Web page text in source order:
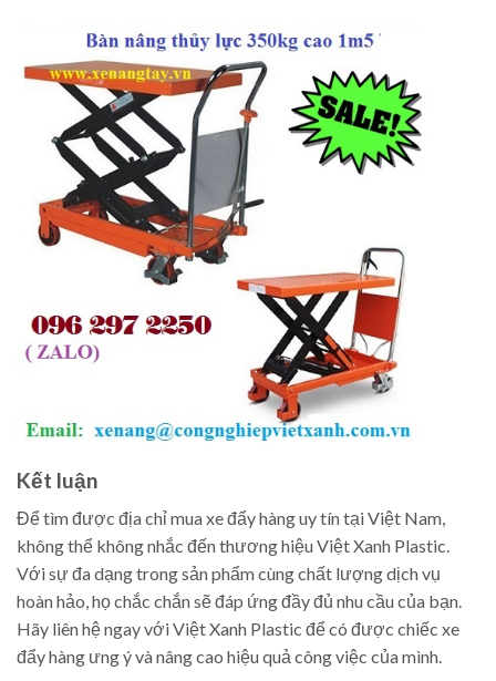
Kết luận
Để tìm được địa chỉ mua xe đẩy hàng uy tín tại Việt Nam,
không thể không nhắc đến thương hiệu Việt Xanh Plastic.
Với sự đa dạng trong sản phẩm cùng chất lượng dịch vụ
hoàn hảo, họ chắc chắn sẽ đáp ứng đầy đủ nhu cầu của bạn.
Hãy liên hệ ngay với Việt Xanh Plastic để có được chiếc xe
đẩy hàng ưng ý và nâng cao hiệu quả công việc của mình.